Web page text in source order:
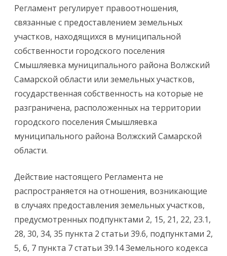
Регламент регулирует правоотношения,
связанные с предоставлением земельных
участков, находящихся в муниципальной
собственности городского поселения
Смышляевка муниципального района Волжский
Самарской области или земельных участков,
государственная собственность на которые не
разграничена, расположенных на территории
городского поселения Смышляевка
муниципального района Волжский Самарской
области.
Действие настоящего Регламента не
распространяется на отношения, возникающие
в случаях предоставления земельных участков,
предусмотренных подпунктами 2, 15, 21, 22, 23.1,
28, 30, 34, 35 пункта 2 статьи 39.6, подпунктами 2,
5, 6, 7 пункта 7 статьи 39.14 Земельного кодекса